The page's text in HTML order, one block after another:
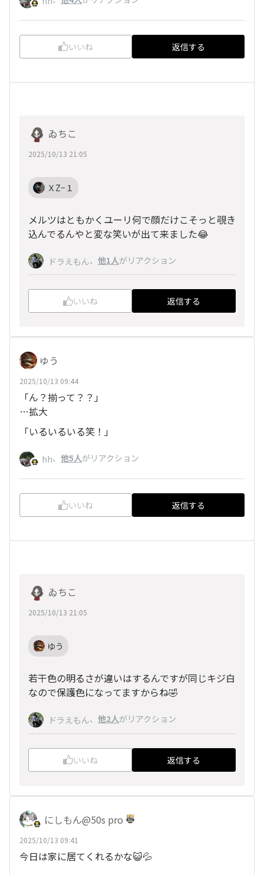
いいね 返信する
ゐちこ
2025/10/13 21:05
ＸZ−１
メルツはともかくユーリ何で顔だけこそっと覗き
込んでるんやと変な笑いが出て来ました😂
ドラえもん、 他1人がリアクション
いいね 返信する
ゆう
2025/10/13 09:44
「ん？揃って？？」
…拡大
「いるいるいる笑！」
hh、 他5人がリアクション
いいね 返信する
ゐちこ
2025/10/13 21:05
ゆう
若干色の明るさが違いはするんですが同じキジ白
なので保護色になってますからね🤣
ドラえもん、 他2人がリアクション
いいね 返信する
にしもん@50s pro
2025/10/13 09:41
今日は家に居てくれるかな😺💦